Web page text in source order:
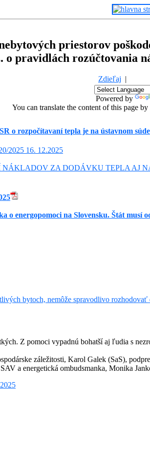
priestorov
o pravidlách rozúčtovania
Zdieľaj |
Powered by
You can translate the content of this page
o rozpočítavaní tepla je na ústavnom súde
2025 16. 12.2025
ZA DODÁVKU TEPLA AJ
o energopomoci na Slovensku. Štát
bytoch, nemôže spravodlivo
Z pomoci vypadnú bohatší aj ľudia s
záležitosti, Karol Galek (SaS),
a energetická ombudsmanka, Monika